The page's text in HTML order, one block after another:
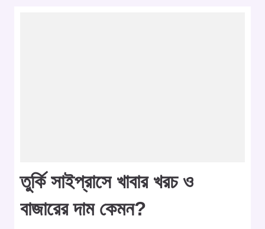
তুর্কি সাইপ্রাসে খাবার খরচ ও
বাজারের দাম কেমন?